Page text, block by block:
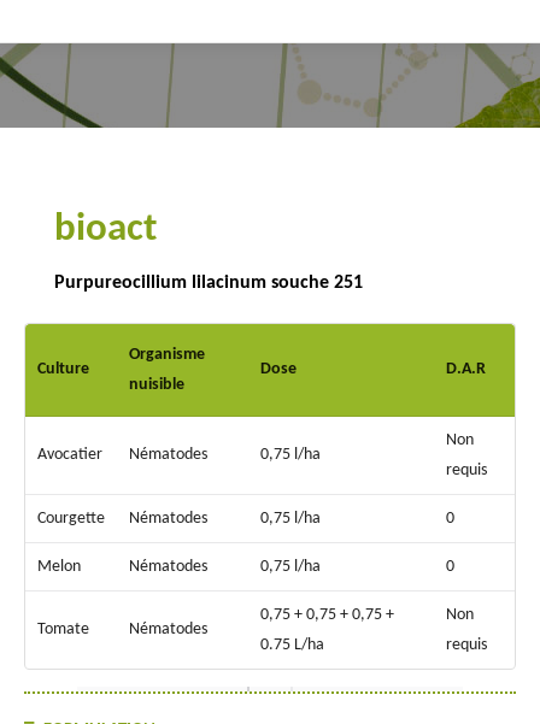
Vous êtes ici :
bioact
Purpureocillium lilacinum souche 251
Culture
Organisme
nuisible
Dose D.A.R
Avocatier Nématodes 0,75 l/ha
Non
requis
Courgette Nématodes 0,75 l/ha 0
Melon Nématodes 0,75 l/ha 0
Tomate Nématodes
0,75 + 0,75 + 0,75 +
0.75 L/ha
Non
requis